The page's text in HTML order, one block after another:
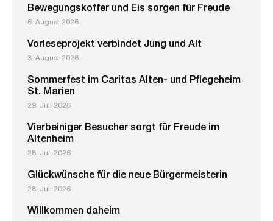
Bewegungskoffer und Eis sorgen für Freude
6. August 2026
Vorleseprojekt verbindet Jung und Alt
3. August 2026
Sommerfest im Caritas Alten- und Pflegeheim
St. Marien
29. Juli 2026
Vierbeiniger Besucher sorgt für Freude im
Altenheim
28. Juli 2026
Glückwünsche für die neue Bürgermeisterin
28. Juli 2026
Willkommen daheim